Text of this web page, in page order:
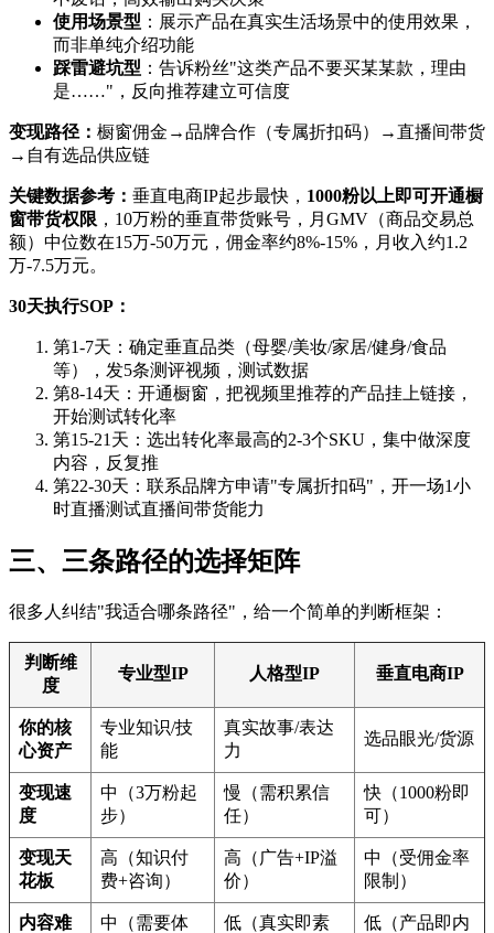
使用场景型 ：展示产品在真实生活场景中的使用效果，
而非单纯介绍功能
踩雷避坑型 ：告诉粉丝"这类产品不要买某某款，理由
是……"，反向推荐建立可信度
变现路径： 橱窗佣金→品牌合作（专属折扣码）→直播间带货
→自有选品供应链
关键数据参考： 垂直电商IP起步最快， 1000粉以上即可开通橱
窗带货权限 ，10万粉的垂直带货账号，月GMV（商品交易总
额）中位数在15万-50万元，佣金率约8%-15%，月收入约1.2
万-7.5万元。
30天执行SOP：
第1-7天：确定垂直品类（母婴/美妆/家居/健身/食品
等），发5条测评视频，测试数据
第8-14天：开通橱窗，把视频里推荐的产品挂上链接，
开始测试转化率
第15-21天：选出转化率最高的2-3个SKU，集中做深度
内容，反复推
第22-30天：联系品牌方申请"专属折扣码"，开一场1小
时直播测试直播间带货能力
三、三条路径的选择矩阵
很多人纠结"我适合哪条路径"，给一个简单的判断框架：
判断维
度
专业型IP 人格型IP 垂直电商IP
你的核
心资产
专业知识/技
能
真实故事/表达
力
选品眼光/货源
变现速
度
中（3万粉起
步）
慢（需积累信
任）
快（1000粉即
可）
变现天
花板
高（知识付
费+咨询）
高（广告+IP溢
价）
中（受佣金率
限制）
内容难
中（需要体
低（真实即素
低（产品即内